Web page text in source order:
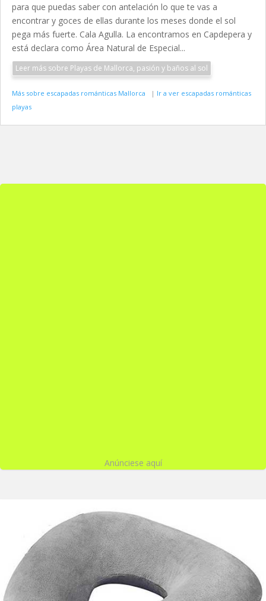
para que puedas saber con antelación lo que te vas a
encontrar y goces de ellas durante los meses donde el sol
pega más fuerte. Cala Agulla. La encontramos en Capdepera y
está declara como Área Natural de Especial...
Leer más sobre Playas de Mallorca, pasión y baños al sol
Más sobre escapadas románticas Mallorca | Ir a ver escapadas románticas
playas
Anúnciese aquí